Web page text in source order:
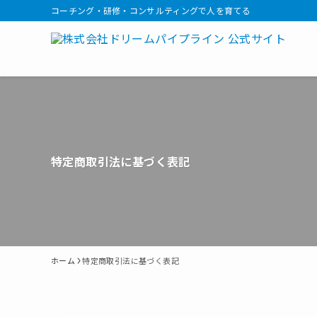
コーチング・研修・コンサルティングで人を育てる
特定商取引法に基づく表記
ホーム 特定商取引法に基づく表記